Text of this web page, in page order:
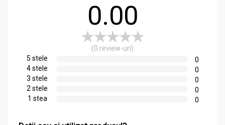
0.00
(0 review-uri)
5 stele
0
4 stele
0
3 stele
0
2 stele
0
1 stea
0